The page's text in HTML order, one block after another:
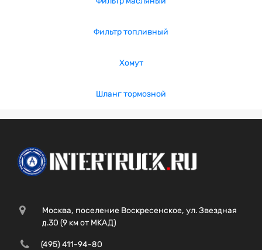
Фильтр топливный
Хомут
Шланг тормозной
Москва, поселение Воскресенское, ул. Звездная
д.30 (9 км от МКАД)
(495) 411-94-80